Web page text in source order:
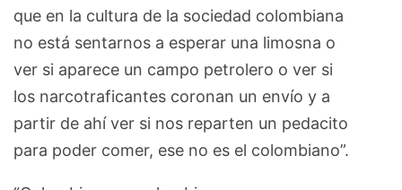
que en la cultura de la sociedad colombiana
no está sentarnos a esperar una limosna o
ver si aparece un campo petrolero o ver si
los narcotraficantes coronan un envío y a
partir de ahí ver si nos reparten un pedacito
para poder comer, ese no es el colombiano”.